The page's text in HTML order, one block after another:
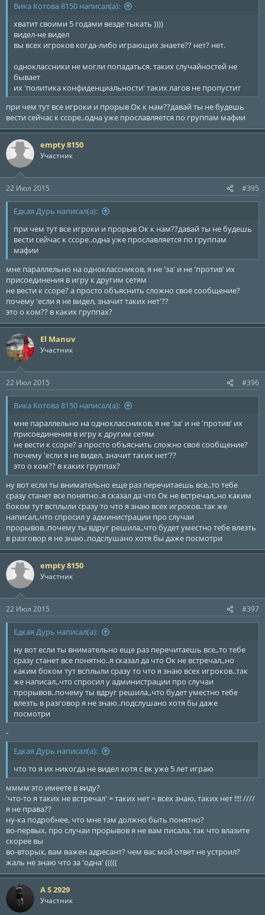
Вика Котова 8150 написал(а):
хватит своими 5 годами везде тыкать ))))
видел-не видел
вы всех игроков когда-либо играющих знаете?? нет? нет.
одноклассники не могли попадаться. таких случайностей не
бывает
их 'политика конфиденциальности' таких лагов не пропустит
при чем тут все игроки и прорыв Ок к нам??давай ты не будешь
вести сейчас к ссоре..одна уже прославляется по группам мафии
empty 8150
Участник
22 Июл 2015 #395
Едкая Дурь написал(а):
при чем тут все игроки и прорыв Ок к нам??давай ты не будешь
вести сейчас к ссоре..одна уже прославляется по группам
мафии
мне параллельно на одноклассников, я не 'за' и не 'против' их
присоединения в игру к другим сетям
не вести к ссоре? а просто объяснить сложно своё сообщение?
почему 'если я не видел, значит таких нет'??
это о ком?? в каких группах?
El Manuv
Участник
22 Июл 2015 #396
Вика Котова 8150 написал(а):
мне параллельно на одноклассников, я не 'за' и не 'против' их
присоединения в игру к другим сетям
не вести к ссоре? а просто объяснить сложно своё сообщение?
почему 'если я не видел, значит таких нет'??
это о ком?? в каких группах?
ну вот если ты внимательно еще раз перечитаешь все,,то тебе
сразу станет все понятно..я сказал да что Ок не встречал,,но каким
боком тут всплыли сразу то что я знаю всех игроков..так же
написал,,что спросил у администрации про случаи
прорывов..почему ты вдруг решила,,что будет уместно тебе влезть
в разговор я не знаю..подслушано хотя бы даже посмотри
empty 8150
Участник
22 Июл 2015 #397
Едкая Дурь написал(а):
ну вот если ты внимательно еще раз перечитаешь все,,то тебе
сразу станет все понятно..я сказал да что Ок не встречал,,но
каким боком тут всплыли сразу то что я знаю всех игроков..так
же написал,,что спросил у администрации про случаи
прорывов..почему ты вдруг решила,,что будет уместно тебе
влезть в разговор я не знаю..подслушано хотя бы даже
посмотри
-
Едкая Дурь написал(а):
что то я их никогда не видел хотя с вк уже 5 лет играю
мммм это имеете в виду?
'что-то я таких не встречал' = таких нет = всех знаю, таких нет !!!! ////
я не права??
ну-ка подробнее, что мне там должно быть понятно?
во-первых, про случаи прорывов я не вам писала, так что влазите
скорее вы
во-вторых, вам важен адресант? чем вас мой ответ не устроил?
жаль не знаю что за 'одна' (((((
A S 2929
Участник